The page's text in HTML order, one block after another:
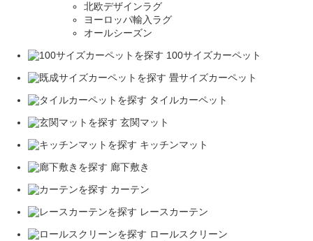
北欧デザインラグ
ヨーロッパ輸入ラグ
オールシーズン
100サイズカーペット
畳サイズカーペット
タイルカーペット
玄関マット
キッチンマット
廊下敷き
カーテン
レースカーテン
ロールスクリーン